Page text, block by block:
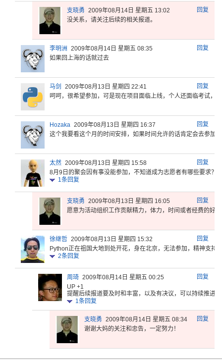
回复
支晓勇 2009年08月14日 星期五 13:02
没关系，请关注后续的相关报道。
回复
李明洲
2009年08月14日 星期五 08:35
如果回上海的话就过去
回复
马剑
2009年08月13日 星期四 22:41
呵呵，很希望参加，可 是现在项目 面临上线， 个人还面临考试，
回复
Hozaka 2009年08月13日 星期四 16:37
这个我要看这个月的时间安排，如果时间允许的话肯定会去参加的
回复
太然 2009年08月13日 星期四 15:58
8月9日的聚会因有事没能参加， 不知道成为志愿者有哪些要求？
1条回复
回复
支晓勇 2009年08月13日 星期四 16:05
愿意为活动组织工作贡献精力，体力，时间或者经费的好
回复
徐继哲 2009年08月13日 星期四 15:32
Python正在祖国大地到处开花，身在北京，无法参加，精神支持
2条回复
回复
周琦 2009年08月14日 星期五 00:25
UP +1
提醒后续报道要及时和丰富 ，以及有决议，可以持续推进
1条回复
回复
支晓勇 2009年08月14日 星期五 08:34
谢谢大妈的关注和忠告，一定努力！